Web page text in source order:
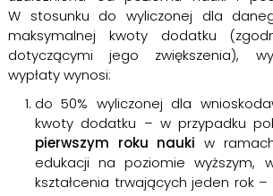
W stosunku do wyliczonej dla
maksymalnej kwoty dodatku
dotyczącymi jego zwiększenia),
wypłaty wynosi:
do 50% wyliczonej dla
kwoty dodatku – w przypadku
pierwszym roku nauki w
edukacji na poziomie wyższym,
kształcenia trwających jeden rok –